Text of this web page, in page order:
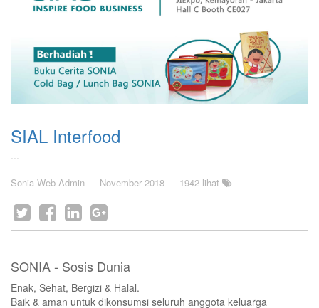
SIAL Interfood
...
Sonia Web Admin — November 2018 — 1942 lihat
SONIA - Sosis Dunia
Enak, Sehat, Bergizi & Halal.
Baik & aman untuk dikonsumsi seluruh anggota keluarga